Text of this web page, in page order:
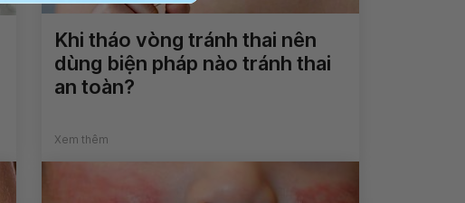
Khi tháo vòng tránh thai nên
dùng biện pháp nào tránh thai
an toàn?
Xem thêm